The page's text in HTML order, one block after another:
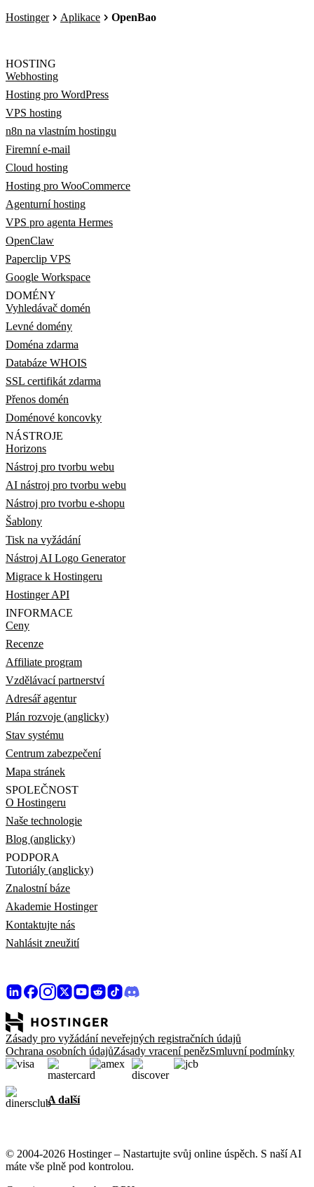
Hostinger Aplikace OpenBao
HOSTING
Webhosting
Hosting pro WordPress
VPS hosting
n8n na vlastním hostingu
Firemní e-mail
Cloud hosting
Hosting pro WooCommerce
Agenturní hosting
VPS pro agenta Hermes
OpenClaw
Paperclip VPS
Google Workspace
DOMÉNY
Vyhledávač domén
Levné domény
Doména zdarma
Databáze WHOIS
SSL certifikát zdarma
Přenos domén
Doménové koncovky
NÁSTROJE
Horizons
Nástroj pro tvorbu webu
AI nástroj pro tvorbu webu
Nástroj pro tvorbu e-shopu
Šablony
Tisk na vyžádání
Nástroj AI Logo Generator
Migrace k Hostingeru
Hostinger API
INFORMACE
Ceny
Recenze
Affiliate program
Vzdělávací partnerství
Adresář agentur
Plán rozvoje (anglicky)
Stav systému
Centrum zabezpečení
Mapa stránek
SPOLEČNOST
O Hostingeru
Naše technologie
Blog (anglicky)
PODPORA
Tutoriály (anglicky)
Znalostní báze
Akademie Hostinger
Kontaktujte nás
Nahlásit zneužití
Zásady pro vyžádání neveřejných registračních údajů
Ochrana osobních údajůZásady vracení penězSmluvní podmínky
A další
© 2004-2026 Hostinger – Nastartujte svůj online úspěch. S naší AI
máte vše plně pod kontrolou.